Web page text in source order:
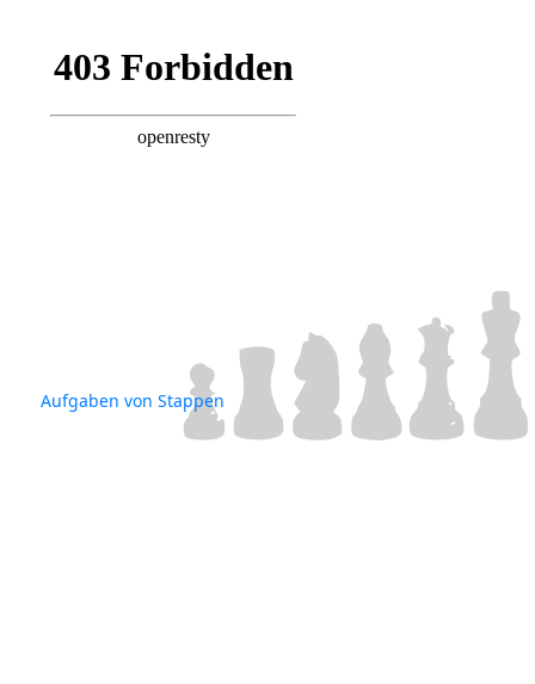
Aufgaben von Stappen